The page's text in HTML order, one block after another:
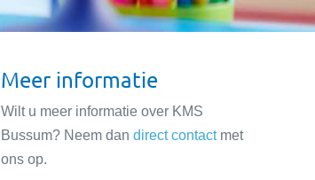
Meer informatie
Wilt u meer informatie over KMS
Bussum? Neem dan direct contactmet
ons op.